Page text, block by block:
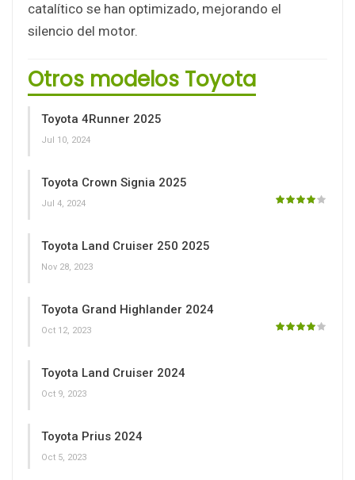
catalítico se han optimizado, mejorando el
silencio del motor.
Otros modelos Toyota
Toyota 4Runner 2025
Jul 10, 2024
Toyota Crown Signia 2025
Jul 4, 2024
Toyota Land Cruiser 250 2025
Nov 28, 2023
Toyota Grand Highlander 2024
Oct 12, 2023
Toyota Land Cruiser 2024
Oct 9, 2023
Toyota Prius 2024
Oct 5, 2023